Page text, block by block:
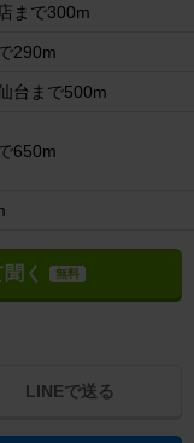
まで300m
290m
台まで500m
650m
く 無料
LINEで送る